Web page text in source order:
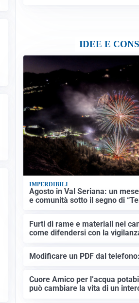
IDEE E
IMPERDIBILI
Agosto in Val Seriana: un
e comunità sotto il segno di
Furti di rame e materiali nei
come difendersi con la
Modificare un PDF dal
Cuore Amico per l’acqua
può cambiare la vita di un